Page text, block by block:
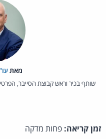
מאת‏
שותף בכיר וראש קבוצת הסייבר,
זמן קריאה: פחות מדקה